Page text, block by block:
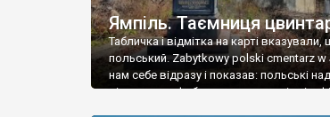
Ямпіль. Таємниця
Табличка і відмітка на карті
польський. Zabytkowy polski cmentarz w
нам себе відразу і показав: польські
віднести до фабричних, польські